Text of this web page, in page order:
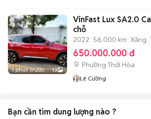
1 phút trước 13
VinFast Lux SA2.0
chỗ
2022 56.000 km Xăng
650.000.000 đ
Phường Thới Hòa
Lê Cường
Bạn cần tìm dung lượng nào ?